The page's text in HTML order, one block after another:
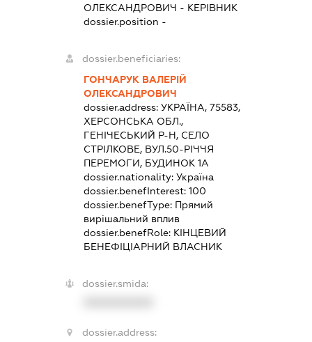
ОЛЕКСАНДРОВИЧ - КЕРІВНИК
dossier.position -
dossier.beneficiaries:
ГОНЧАРУК ВАЛЕРІЙ
ОЛЕКСАНДРОВИЧ
dossier.address: УКРАЇНА, 75583,
ХЕРСОНСЬКА ОБЛ.,
ГЕНІЧЕСЬКИЙ Р-Н, СЕЛО
СТРІЛКОВЕ, ВУЛ.50-РІЧЧЯ
ПЕРЕМОГИ, БУДИНОК 1А
dossier.nationality: Україна
dossier.benefInterest: 100
dossier.benefType: Прямий
вирішальний вплив
dossier.benefRole: КІНЦЕВИЙ
БЕНЕФІЦІАРНИЙ ВЛАСНИК
dossier.smida:
dossier.address: